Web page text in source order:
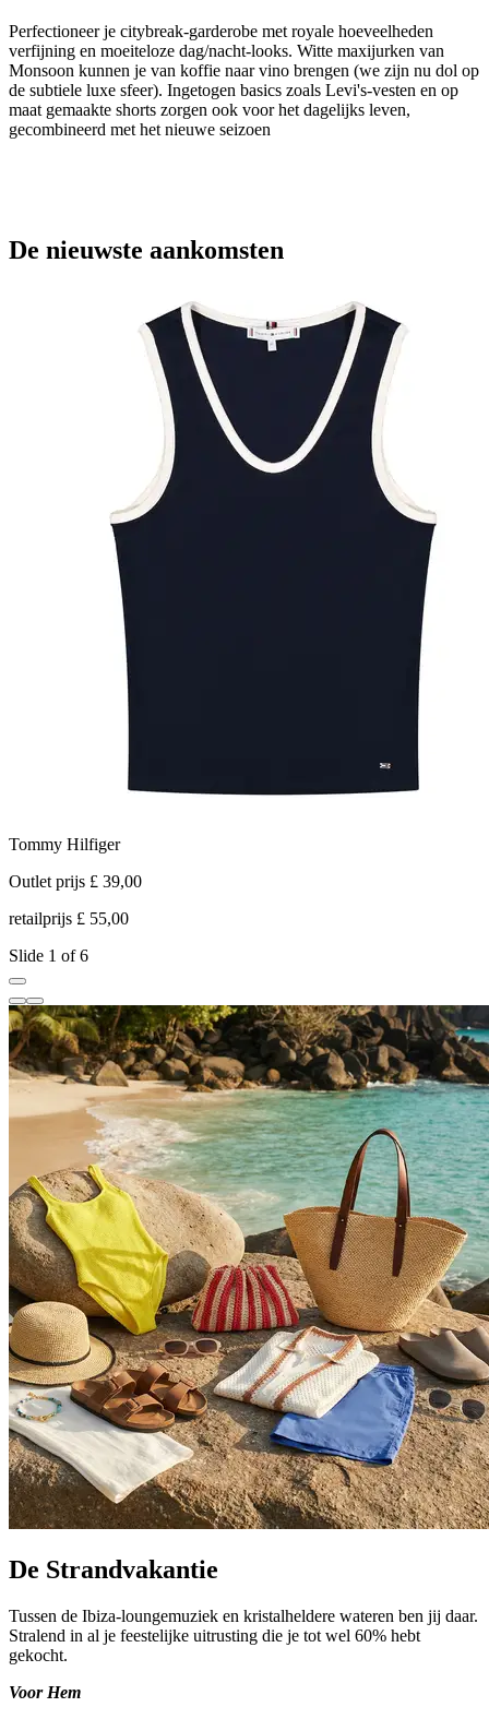
Perfectioneer je citybreak-garderobe met royale hoeveelheden
verfijning en moeiteloze dag/nacht-looks. Witte maxijurken van
Monsoon kunnen je van koffie naar vino brengen (we zijn nu dol op
de subtiele luxe sfeer). Ingetogen basics zoals Levi's-vesten en op
maat gemaakte shorts zorgen ook voor het dagelijks leven,
gecombineerd met het nieuwe seizoen
De nieuwste aankomsten
Tommy Hilfiger
Outlet prijs £ 39,00
retailprijs £ 55,00
Slide 1 of 6
De Strandvakantie
Tussen de Ibiza-loungemuziek en kristalheldere wateren ben jij daar.
Stralend in al je feestelijke uitrusting die je tot wel 60% hebt
gekocht.
Voor Hem